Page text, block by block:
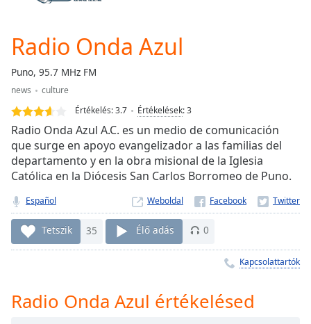
Current
Time0:00
Duration
Loaded
0.00%
Stream
TypeLIVE
Seek to
live,
currently
live LIVE
Remaining
Time-
Playback
Rate
Radio Onda Azul
Puno, 95.7 MHz FM
news
culture
Értékelés:3.7 Értékelések:3
Radio Onda Azul A.C. es un medio de comunicación
que surge en apoyo evangelizador a las familias del
departamento y en la obra misional de la Iglesia
Católica en la Diócesis San Carlos Borromeo de Puno.
Español Weboldal
Tetszik 35 Élő adás 0
Kapcsolattartók
Radio Onda Azul értékelésed